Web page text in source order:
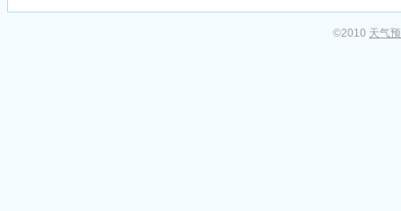
©2010 天气